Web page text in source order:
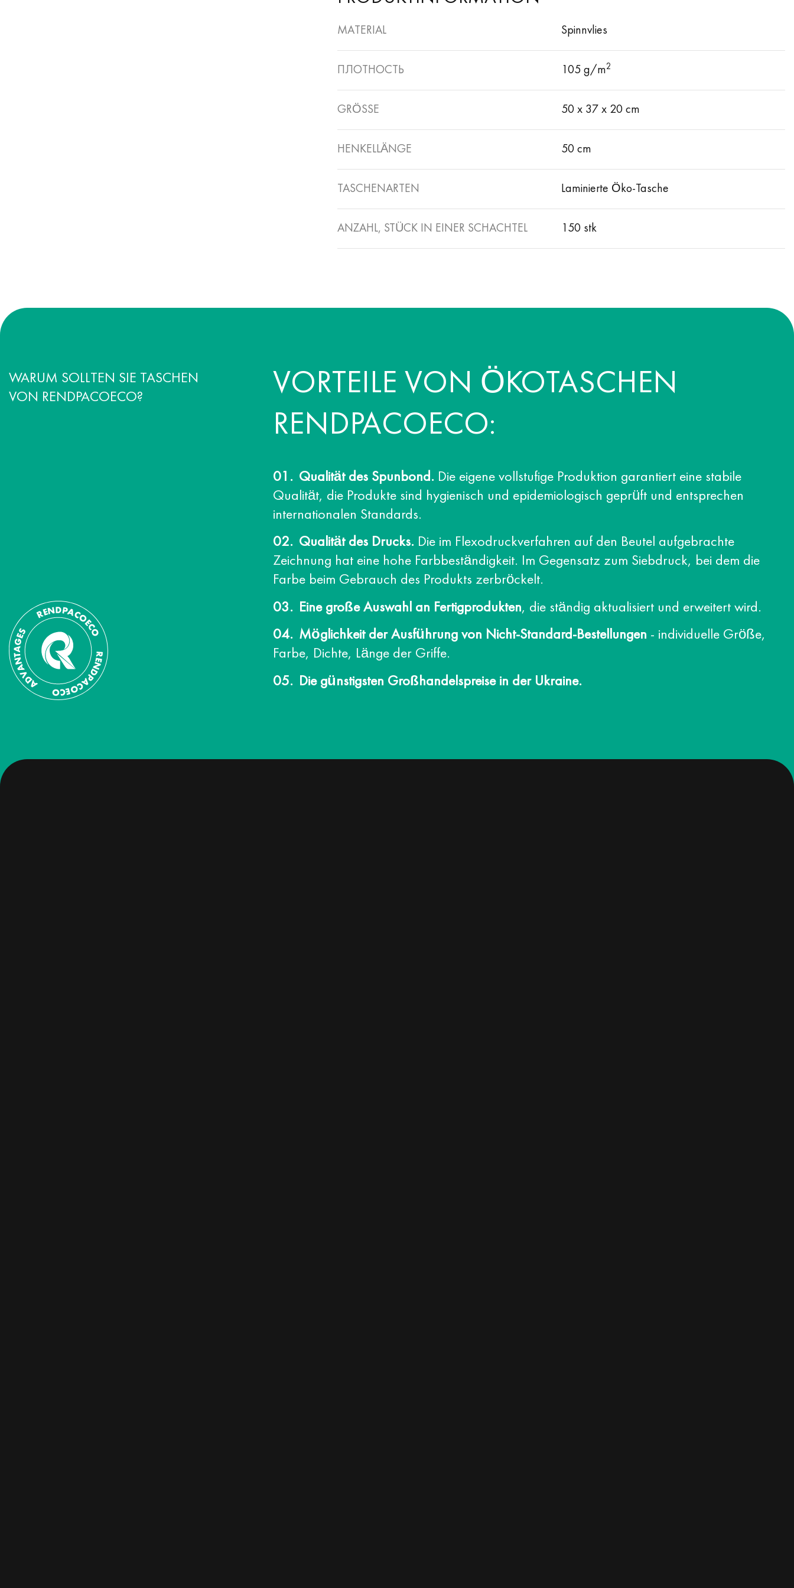
MATERIAL Spinnvlies
ПЛОТНОСТЬ 105 g/m2
GRÖSSE 50 х 37 х 20 cm
HENKELLÄNGE 50 cm
TASCHENARTEN Laminierte Öko-Tasche
ANZAHL, STÜCK IN EINER SCHACHTEL 150 stk
WARUM SOLLTEN SIE TASCHEN
VON RENDPACOECO?
VORTEILE VON ÖKOTASCHEN
RENDPACOECO:
Qualität des Spunbond.Die eigene vollstufige Produktion garantiert eine stabile
Qualität, die Produkte sind hygienisch und epidemiologisch geprüft und entsprechen
internationalen Standards.
Qualität des Drucks. Die im Flexodruckverfahren auf den Beutel aufgebrachte
Zeichnung hat eine hohe Farbbeständigkeit. Im Gegensatz zum Siebdruck, bei dem die
Farbe beim Gebrauch des Produkts zerbröckelt.
Eine große Auswahl an Fertigprodukten, die ständig aktualisiert und erweitert wird.
Möglichkeit der Ausführung von Nicht-Standard-Bestellungen - individuelle Größe,
Farbe, Dichte, Länge der Griffe.
Die günstigsten Großhandelspreise in der Ukraine.